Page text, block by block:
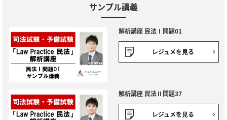
サンプル講義
解析講座 民法Ⅰ問題01
レジュメを見る
解析講座 民法Ⅱ問題37
レジュメを見る